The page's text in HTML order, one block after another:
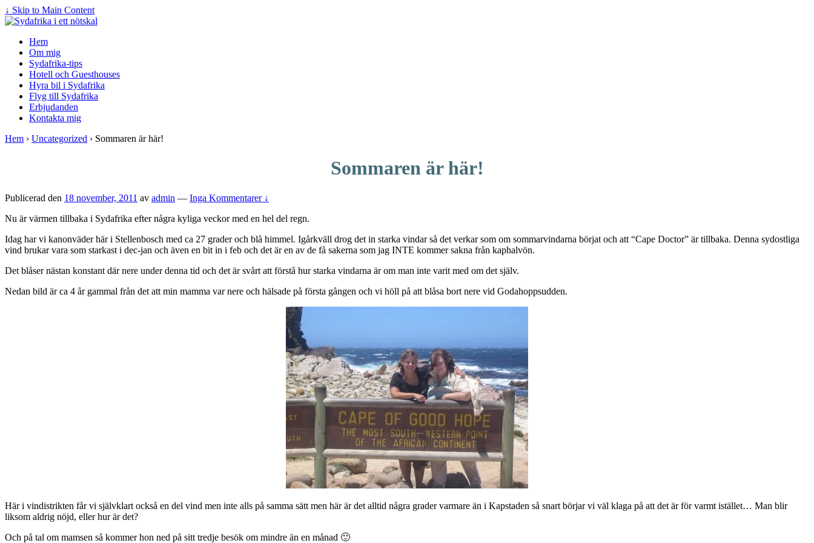
↓ Skip to Main Content
Hem
Om mig
Sydafrika-tips
Hotell och Guesthouses
Hyra bil i Sydafrika
Flyg till Sydafrika
Erbjudanden
Kontakta mig
Hem › Uncategorized › Sommaren är här!
Sommaren är här!
Publicerad den 18 november, 2011 av admin — Inga Kommentarer ↓
Nu är värmen tillbaka i Sydafrika efter några kyliga veckor med en hel del regn.
Idag har vi kanonväder här i Stellenbosch med ca 27 grader och blå himmel. Igårkväll drog det in starka vindar så det verkar som om sommarvindarna börjat och att “Cape Doctor” är tillbaka. Denna sydostliga
vind brukar vara som starkast i dec-jan och även en bit in i feb och det är en av de få sakerna som jag INTE kommer sakna från kaphalvön.
Det blåser nästan konstant där nere under denna tid och det är svårt att förstå hur starka vindarna är om man inte varit med om det själv.
Nedan bild är ca 4 år gammal från det att min mamma var nere och hälsade på första gången och vi höll på att blåsa bort nere vid Godahoppsudden.
Här i vindistrikten får vi självklart också en del vind men inte alls på samma sätt men här är det alltid några grader varmare än i Kapstaden så snart börjar vi väl klaga på att det är för varmt istället… Man blir
liksom aldrig nöjd, eller hur är det?
Och på tal om mamsen så kommer hon ned på sitt tredje besök om mindre än en månad 🙂